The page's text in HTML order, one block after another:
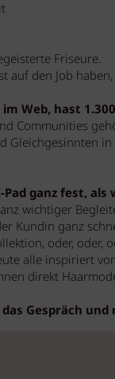
Friseure.
auf den Job
Web, hast
Communities
Gleichgesinnten
ganz fest, als
wichtiger
Kundin ganz
oder, oder,
alle inspiriert
direkt
Gespräch